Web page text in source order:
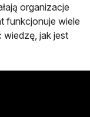
organizacje
funkcjonuje wiele
jak jest